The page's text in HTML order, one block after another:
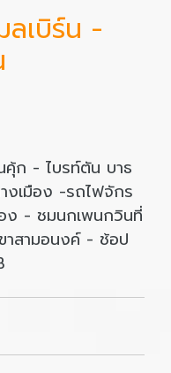
ลเบิร์น -
ก - ไบรท์ตัน บาธ
เมือง -รถไฟจักร
ง - ชมนกเพนกวินที่
าสามอนงค์ - ช้อป